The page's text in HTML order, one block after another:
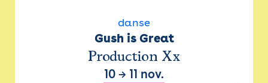
danse
Gush is Great
Production Xx
10 → 11 nov.